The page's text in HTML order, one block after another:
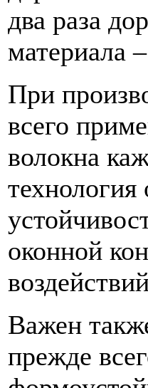
два раза
материала
При
всего
волокна
оконной
Важен
прежде